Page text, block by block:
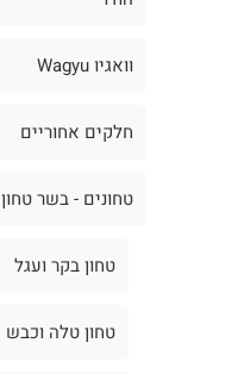
וואגיו Wagyu
חלקים אחוריים
טחונים - בשר טחון
טחון בקר ועגל
טחון טלה וכבש